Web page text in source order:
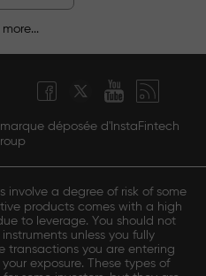
more...
déposée d'InstaFintech
involve a degree of risk of some
products comes with a high
to leverage. You should not
unless you fully
transactions you are entering
exposure. These types of